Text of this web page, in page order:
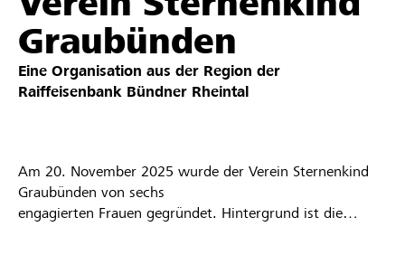
Partner / Raiffeisenbank
Registrieren
Graubünden
Eine Organisation aus der Region der
Raiffeisenbank Bündner Rheintal
Am 20. November 2025 wurde der Verein Sternenkind
Graubünden von sechs
engagierten Frauen gegründet. Hintergrund ist die